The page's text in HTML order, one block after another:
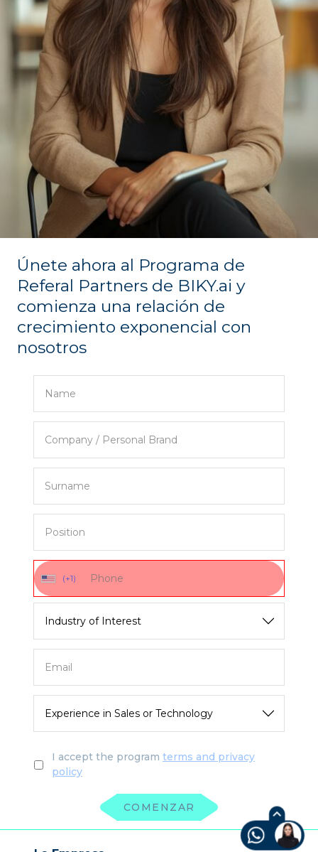
Únete ahora al Programa de
Referal Partners de BIKY.ai y
comienza una relación de
crecimiento exponencial con
nosotros
(+1)
I accept the program terms and privacy
policy
COMENZAR